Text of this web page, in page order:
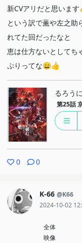
新CVアリだと思いま
という訳で薫や左之助
れてた回だったなと
恵は仕方ないとしてち
ぷりってな😄👍
るろう
第25話
0 0
K-66 @K66
2024-10-02
全体
映像